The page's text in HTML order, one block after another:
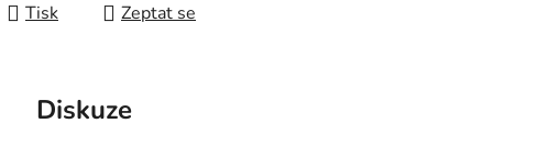
Tisk
Zeptat se
Diskuze